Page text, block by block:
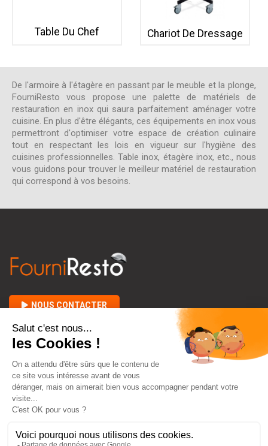
Table Du Chef Chariot De Dressage
De l'armoire à l'étagère en passant par le meuble et la plonge,
FourniResto vous propose une palette de matériels de
restauration en inox qui saura parfaitement aménager votre
cuisine. En plus d'être élégants, ces équipements en inox vous
permettront d'optimiser votre espace de création culinaire
tout en respectant les lois en vigueur sur l'hygiène des
cuisines professionnelles. Table inox, étagère inox, etc., nous
vous guidons pour trouver le meilleur matériel de restauration
qui correspond à vos besoins.
NOUS CONTACTER
A PROPOS DE FOURNIRESTO 
ENTRE VOUS ET NOUS
CONTACT